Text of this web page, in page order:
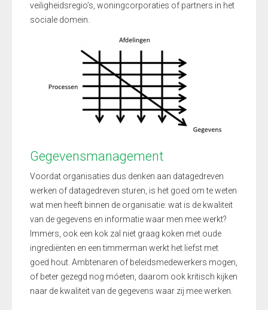
veiligheidsregio’s, woningcorporaties of partners in het
sociale domein.
Gegevensmanagement
Voordat organisaties dus denken aan datagedreven
werken of datagedreven sturen, is het goed om te weten
wat men heeft binnen de organisatie: wat is de kwaliteit
van de gegevens en informatie waar men mee werkt?
Immers, ook een kok zal niet graag koken met oude
ingrediënten en een timmerman werkt het liefst met
goed hout. Ambtenaren of beleidsmedewerkers mogen,
of beter gezegd nog móeten, daarom ook kritisch kijken
naar de kwaliteit van de gegevens waar zij mee werken.